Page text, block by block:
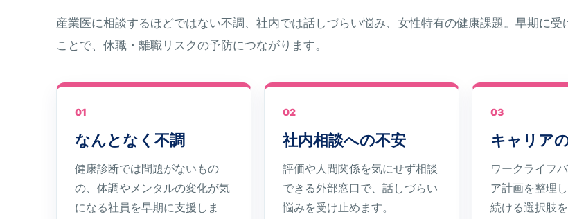
産業医に相談するほどではない不調、社内では話しづらい悩み、女性特有の健康課題。早期に受
ことで、休職・離職リスクの予防につながります。
01
なんとなく不調
健康診断では問題がないもの
の、体調やメンタルの変化が気
になる社員を早期に支援しま
02
社内相談への不安
評価や人間関係を気にせず相談
できる外部窓口で、話しづらい
悩みを受け止めます。
03
キャリア
ワークライフ
ア計画を整理
続ける選択肢を